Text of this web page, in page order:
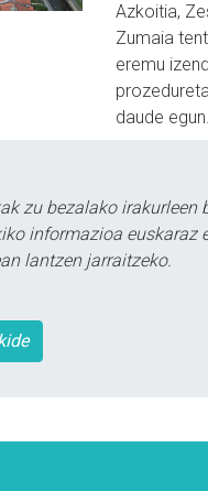
Azkoitia,
Zumaia
eremu
daude egun.
zu bezalako irakurleen
informazioa euskaraz
lantzen jarraitzeko.